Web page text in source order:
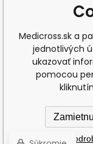
Medicross.sk a
jednotlivých
ukazovať
pomocou